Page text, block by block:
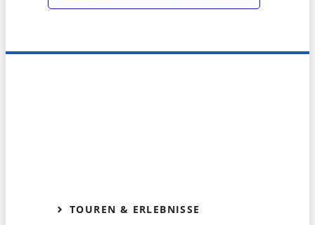
TOUREN & ERLEBNISSE